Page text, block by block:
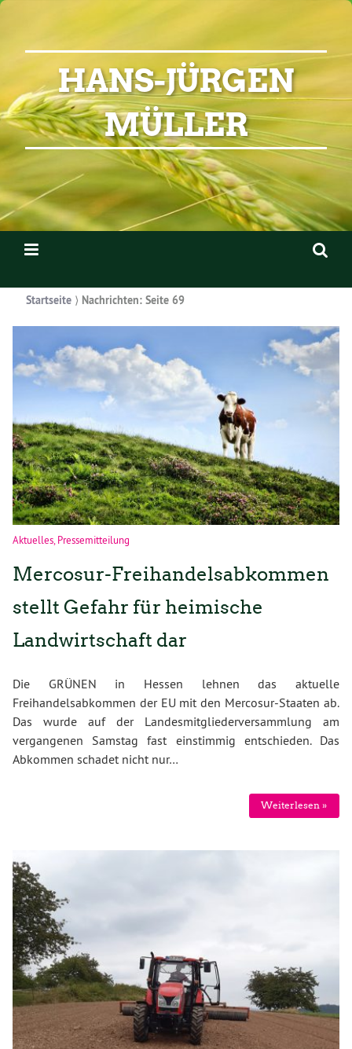
HANS-JÜRGEN
MÜLLER
Startseite ⟩ Nachrichten: Seite 69
Aktuelles,Pressemitteilung
Mercosur-Freihandelsabkommen
stellt Gefahr für heimische
Landwirtschaft dar
Die GRÜNEN in Hessen lehnen das aktuelle
Freihandelsabkommen der EU mit den Mercosur-Staaten ab.
Das wurde auf der Landesmitgliederversammlung am
vergangenen Samstag fast einstimmig entschieden. Das
Abkommen schadet nicht nur…
Weiterlesen »